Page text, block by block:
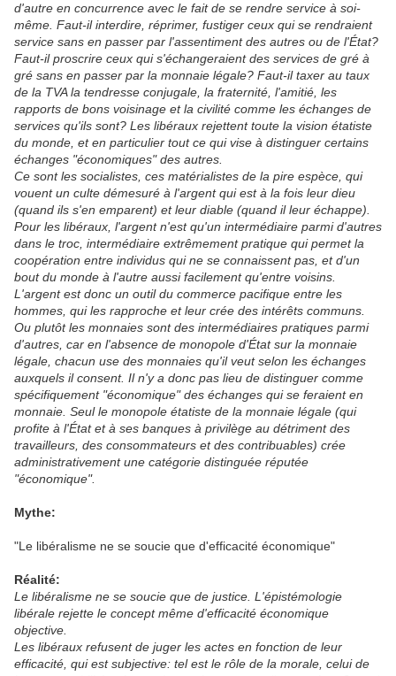
d'autre en concurrence avec le fait de se rendre service à soi-
même. Faut-il interdire, réprimer, fustiger ceux qui se rendraient
service sans en passer par l'assentiment des autres ou de l'État?
Faut-il proscrire ceux qui s'échangeraient des services de gré à
gré sans en passer par la monnaie légale? Faut-il taxer au taux
de la TVA la tendresse conjugale, la fraternité, l'amitié, les
rapports de bons voisinage et la civilité comme les échanges de
services qu'ils sont? Les libéraux rejettent toute la vision étatiste
du monde, et en particulier tout ce qui vise à distinguer certains
échanges "économiques" des autres.
Ce sont les socialistes, ces matérialistes de la pire espèce, qui
vouent un culte démesuré à l'argent qui est à la fois leur dieu
(quand ils s'en emparent) et leur diable (quand il leur échappe).
Pour les libéraux, l'argent n'est qu'un intermédiaire parmi d'autres
dans le troc, intermédiaire extrêmement pratique qui permet la
coopération entre individus qui ne se connaissent pas, et d'un
bout du monde à l'autre aussi facilement qu'entre voisins.
L'argent est donc un outil du commerce pacifique entre les
hommes, qui les rapproche et leur crée des intérêts communs.
Ou plutôt les monnaies sont des intermédiaires pratiques parmi
d'autres, car en l'absence de monopole d'État sur la monnaie
légale, chacun use des monnaies qu'il veut selon les échanges
auxquels il consent. Il n'y a donc pas lieu de distinguer comme
spécifiquement "économique" des échanges qui se feraient en
monnaie. Seul le monopole étatiste de la monnaie légale (qui
profite à l'État et à ses banques à privilège au détriment des
travailleurs, des consommateurs et des contribuables) crée
administrativement une catégorie distinguée réputée
"économique".
Mythe:
"Le libéralisme ne se soucie que d'efficacité économique"
Réalité:
Le libéralisme ne se soucie que de justice. L'épistémologie
libérale rejette le concept même d'efficacité économique
objective.
Les libéraux refusent de juger les actes en fonction de leur
efficacité, qui est subjective: tel est le rôle de la morale, celui de